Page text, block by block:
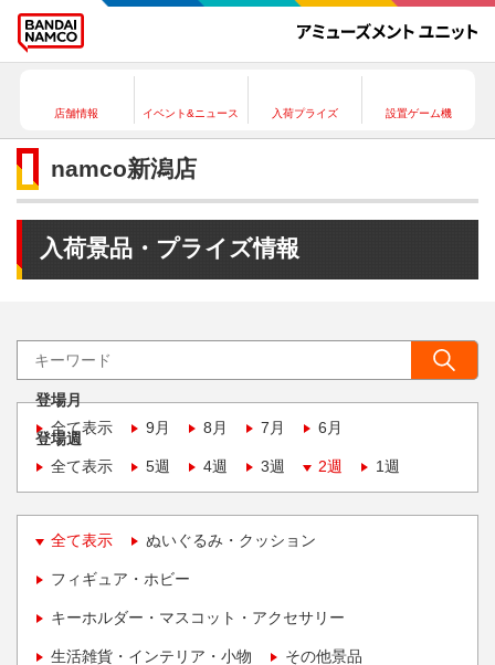
店舗情報 イベント&ニュース 入荷プライズ 設置ゲーム機
namco新潟店
入荷景品・プライズ情報
登場月
全て表示
9月 8月 7月 6月
登場週
全て表示
5週 4週 3週 2週 1週
全て表示 ぬいぐるみ・クッション
フィギュア・ホビー
キーホルダー・マスコット・アクセサリー
生活雑貨・インテリア・小物 その他景品